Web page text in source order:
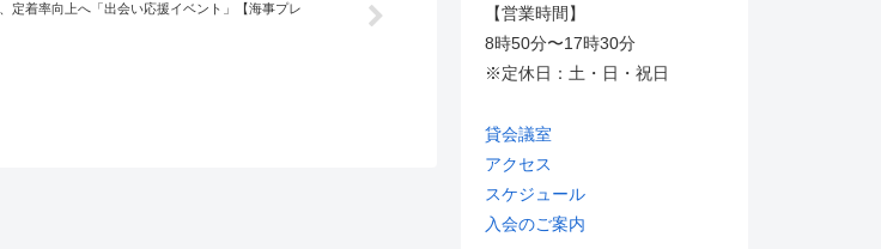
定着率向上へ「出会い応援イベント」【海事プレ
【営業時間】
8時50分〜17時30分
※定休日：土・日・祝日
貸会議室
アクセス
スケジュール
入会のご案内